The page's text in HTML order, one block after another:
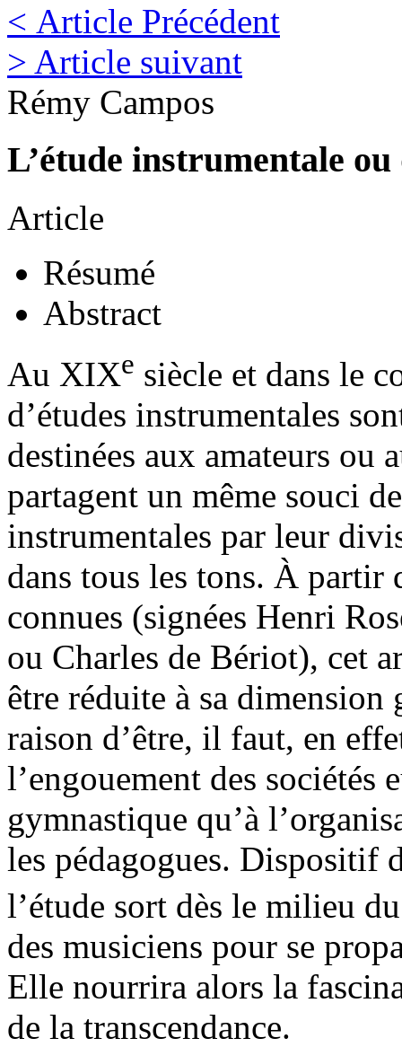
< Article Précédent
> Article suivant
Rémy Campos
L’étude instrumentale
Article
Résumé
Abstract
Au XIXe siècle et dans le
d’études instrumentales
destinées aux amateurs ou
partagent un même souci
instrumentales par leur
dans tous les tons. À partir
connues (signées Henri
ou Charles de Bériot), cet
être réduite à sa dimension
raison d’être, il faut, en
l’engouement des sociétés
gymnastique qu’à
les pédagogues. Dispositif
l’étude sort dès le milieu
des musiciens pour se
Elle nourrira alors la
de la transcendance.